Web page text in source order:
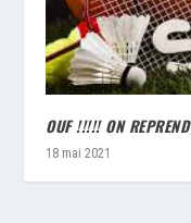
OUF !!!!! ON REPREND
18 mai 2021